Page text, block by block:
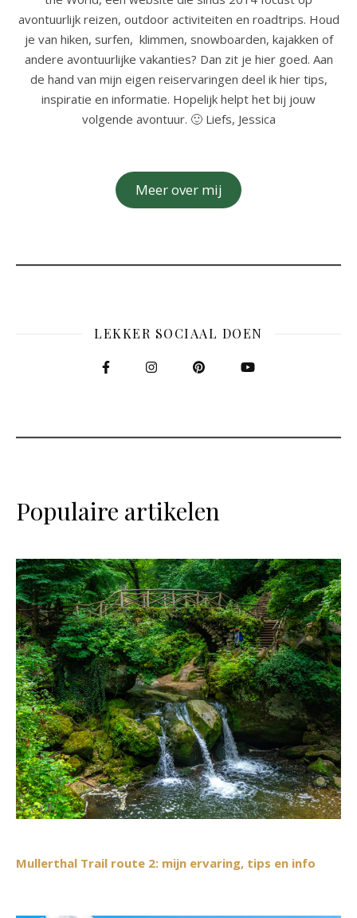
avontuurlijk reizen, outdoor activiteiten en roadtrips. Houd
je van hiken, surfen, klimmen, snowboarden, kajakken of
andere avontuurlijke vakanties? Dan zit je hier goed. Aan
de hand van mijn eigen reiservaringen deel ik hier tips,
inspiratie en informatie. Hopelijk helpt het bij jouw
volgende avontuur. 🙂 Liefs, Jessica
Meer over mij
LEKKER SOCIAAL DOEN
Populaire artikelen
Mullerthal Trail route 2: mijn ervaring, tips en info